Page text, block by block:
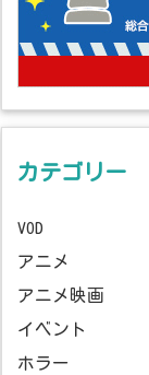
カテゴリー
VOD
アニメ
アニメ映画
イベント
ホラー